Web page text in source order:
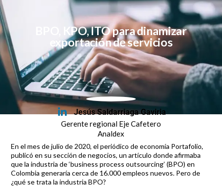
BPO, KPO, ITO para dinamizar
exportación de servicios
Jesús Saldarriaga Gaviria
Gerente regional Eje Cafetero
Analdex
En el mes de julio de 2020, el periódico de economía Portafolio,
publicó en su sección de negocios, un artículo donde afirmaba
que la industria de ‘business process outsourcing’ (BPO) en
Colombia generaría cerca de 16.000 empleos nuevos. Pero de
¿qué se trata la industria BPO?